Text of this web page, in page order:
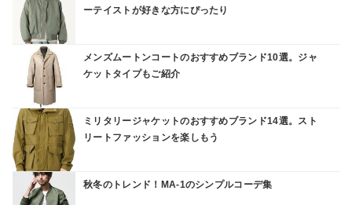
ーテイストが好きな方にぴったり
メンズムートンコートのおすすめブランド10選。ジャ
ケットタイプもご紹介
ミリタリージャケットのおすすめブランド14選。スト
リートファッションを楽しもう
秋冬のトレンド！MA-1のシンプルコーデ集